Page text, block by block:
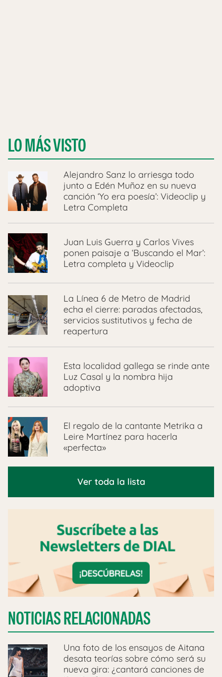
LO MÁS VISTO
Alejandro Sanz lo arriesga todo
junto a Edén Muñoz en su nueva
canción ‘Yo era poesía’: Videoclip y
Letra Completa
Juan Luis Guerra y Carlos Vives
ponen paisaje a ‘Buscando el Mar’:
Letra completa y Videoclip
La Línea 6 de Metro de Madrid
echa el cierre: paradas afectadas,
servicios sustitutivos y fecha de
reapertura
Esta localidad gallega se rinde ante
Luz Casal y la nombra hija
adoptiva
El regalo de la cantante Metrika a
Leire Martínez para hacerla
«perfecta»
Ver toda la lista
NOTICIAS RELACIONADAS
Una foto de los ensayos de Aitana
desata teorías sobre cómo será su
nueva gira: ¿cantará canciones de